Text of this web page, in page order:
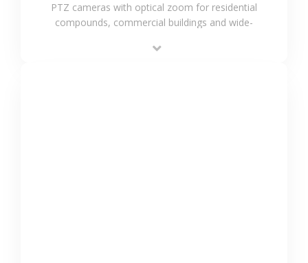
PTZ cameras with optical zoom for residential
compounds, commercial buildings and wide-
monitoring and flexible coverage.